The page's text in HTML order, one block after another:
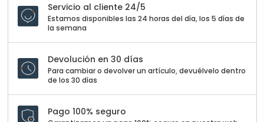
Servicio al cliente 24/5
Estamos disponibles las 24 horas del día, los 5 días de
la semana
Devolución en 30 días
Para cambiar o devolver un artículo, devuélvelo dentro
de los 30 días
Pago 100% seguro